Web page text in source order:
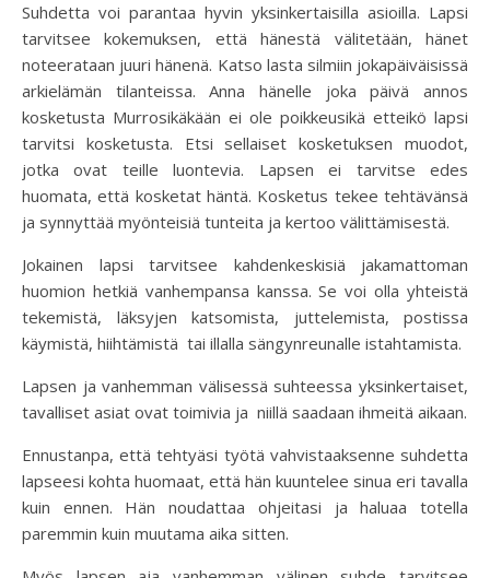
Suhdetta voi parantaa hyvin yksinkertaisilla asioilla. Lapsi
tarvitsee kokemuksen, että hänestä välitetään, hänet
noteerataan juuri hänenä. Katso lasta silmiin jokapäiväisissä
arkielämän tilanteissa. Anna hänelle joka päivä annos
kosketusta Murrosikäkään ei ole poikkeusikä etteikö lapsi
tarvitsi kosketusta. Etsi sellaiset kosketuksen muodot,
jotka ovat teille luontevia. Lapsen ei tarvitse edes
huomata, että kosketat häntä. Kosketus tekee tehtävänsä
ja synnyttää myönteisiä tunteita ja kertoo välittämisestä.
Jokainen lapsi tarvitsee kahdenkeskisiä jakamattoman
huomion hetkiä vanhempansa kanssa. Se voi olla yhteistä
tekemistä, läksyjen katsomista, juttelemista, postissa
käymistä, hiihtämistä tai illalla sängynreunalle istahtamista.
Lapsen ja vanhemman välisessä suhteessa yksinkertaiset,
tavalliset asiat ovat toimivia ja niillä saadaan ihmeitä aikaan.
Ennustanpa, että tehtyäsi työtä vahvistaaksenne suhdetta
lapseesi kohta huomaat, että hän kuuntelee sinua eri tavalla
kuin ennen. Hän noudattaa ohjeitasi ja haluaa totella
paremmin kuin muutama aika sitten.